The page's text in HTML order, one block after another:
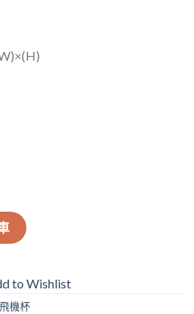
(黑色 – 刺激型) 數量
to Wishlist
飛機杯